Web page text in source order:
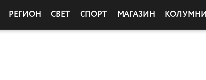
РЕГИОН СВЕТ СПОРТ МАГАЗИН КОЛУМНИ